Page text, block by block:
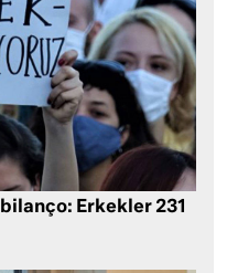
Erkekler 231